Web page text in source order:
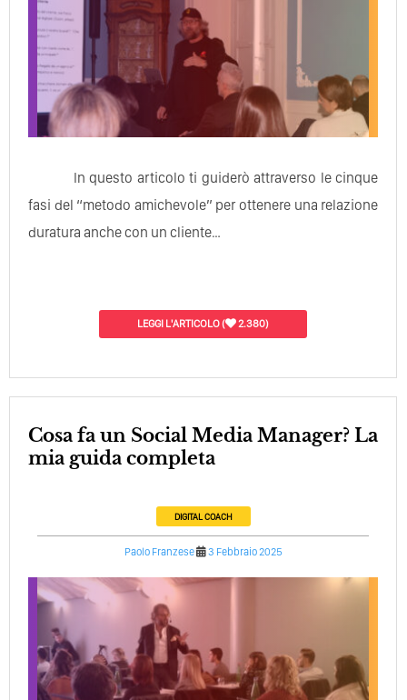
In questo articolo ti guiderò attraverso le cinque
fasi del “metodo amichevole” per ottenere una relazione
duratura anche con un cliente…
LEGGI L'ARTICOLO( 2.380)
Cosa fa un Social Media Manager? La
mia guida completa
DIGITAL COACH
Paolo Franzese 3 Febbraio 2025